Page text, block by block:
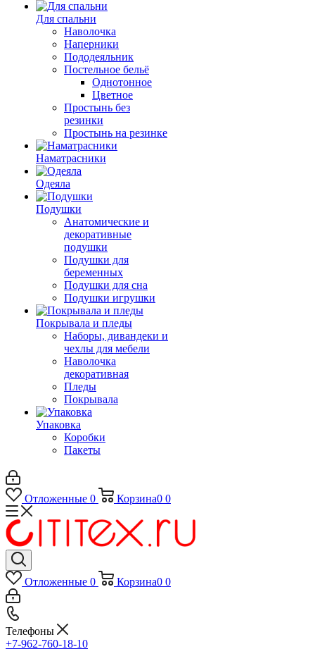
Для спальни
Наволочка
Наперники
Пододеяльник
Постельное бельё
Однотонное
Цветное
Простынь без
резинки
Простынь на резинке
Наматрасники
Одеяла
Подушки
Анатомические и
декоративные
подушки
Подушки для
беременных
Подушки для сна
Подушки игрушки
Покрывала и пледы
Наборы, дивандеки и
чехлы для мебели
Наволочка
декоративная
Пледы
Покрывала
Упаковка
Коробки
Пакеты
Отложенные 0 Корзина0 0
Отложенные 0 Корзина0 0
Телефоны
+7-962-760-18-10